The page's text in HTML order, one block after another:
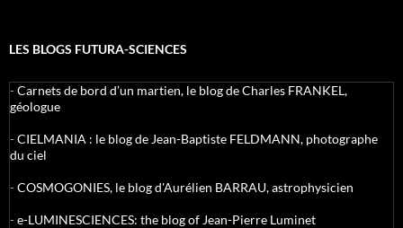
LES BLOGS FUTURA-SCIENCES
-Carnets de bord d’un martien, le blog de Charles FRANKEL,
géologue
-CIELMANIA : le blog de Jean-Baptiste FELDMANN, photographe
du ciel
-COSMOGONIES, le blog d'Aurélien BARRAU, astrophysicien
-e-LUMINESCIENCES: the blog of Jean-Pierre Luminet